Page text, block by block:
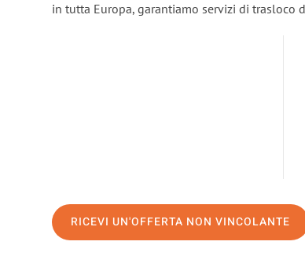
in tutta Europa, garantiamo servizi di trasloco
RICEVI UN'OFFERTA NON VINCOLANTE